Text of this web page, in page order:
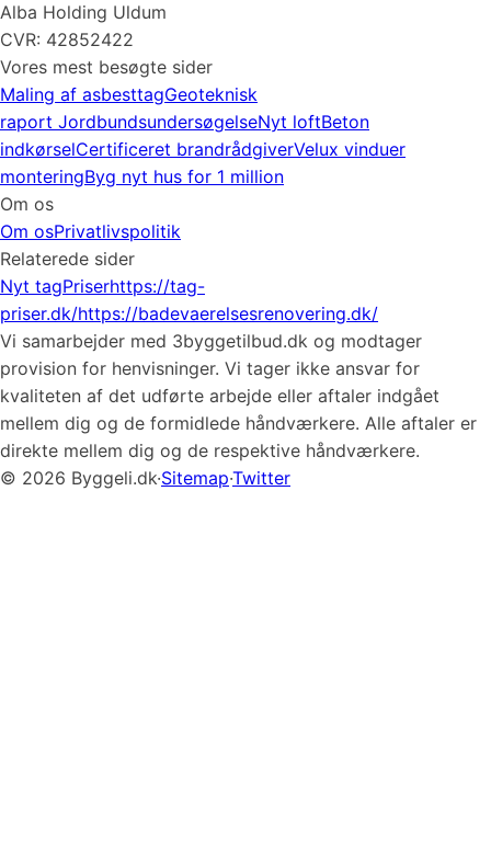
Alba Holding Uldum
CVR: 42852422
Vores mest besøgte sider
Maling af asbesttagGeoteknisk
raport JordbundsundersøgelseNyt loftBeton
indkørselCertificeret brandrådgiverVelux vinduer
monteringByg nyt hus for 1 million
Om os
Om osPrivatlivspolitik
Relaterede sider
Nyt tagPriserhttps://tag-
priser.dk/https://badevaerelsesrenovering.dk/
Vi samarbejder med 3byggetilbud.dk og modtager
provision for henvisninger. Vi tager ikke ansvar for
kvaliteten af det udførte arbejde eller aftaler indgået
mellem dig og de formidlede håndværkere. Alle aftaler er
direkte mellem dig og de respektive håndværkere.
© 2026 Byggeli.dk·Sitemap·Twitter